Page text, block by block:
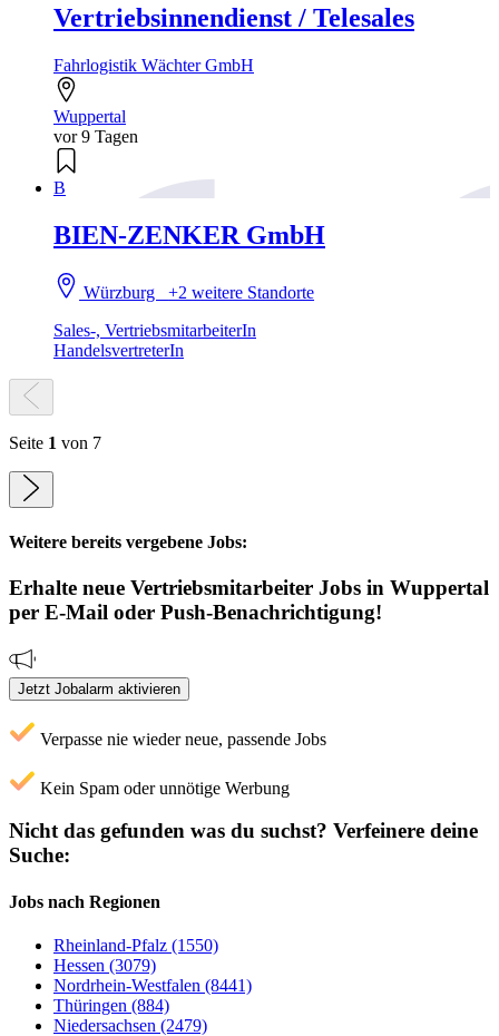
Vertriebsinnendienst / Telesales
Fahrlogistik Wächter GmbH
Wuppertal
vor 9 Tagen
B
BIEN-ZENKER GmbH
Würzburg+2 weitere Standorte
Sales-, VertriebsmitarbeiterIn
HandelsvertreterIn
Seite 1 von 7
Weitere bereits vergebene Jobs:
Erhalte neue Vertriebsmitarbeiter Jobs in Wuppertal
per E-Mail oder Push-Benachrichtigung!
Jetzt Jobalarm aktivieren
Verpasse nie wieder neue, passende Jobs
Kein Spam oder unnötige Werbung
Nicht das gefunden was du suchst? Verfeinere deine
Suche:
Jobs nach Regionen
Rheinland-Pfalz (1550)
Hessen (3079)
Nordrhein-Westfalen (8441)
Thüringen (884)
Niedersachsen (2479)